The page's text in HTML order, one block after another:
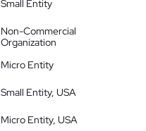
Small Entity
Non-Commercial
Organization
Micro Entity
Small Entity, USA
Micro Entity, USA